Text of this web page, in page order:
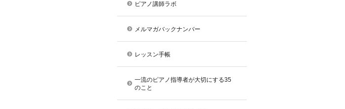
ピアノ講師ラボ
メルマガバックナンバー
レッスン手帳
一流のピアノ指導者が大切にする35
のこと